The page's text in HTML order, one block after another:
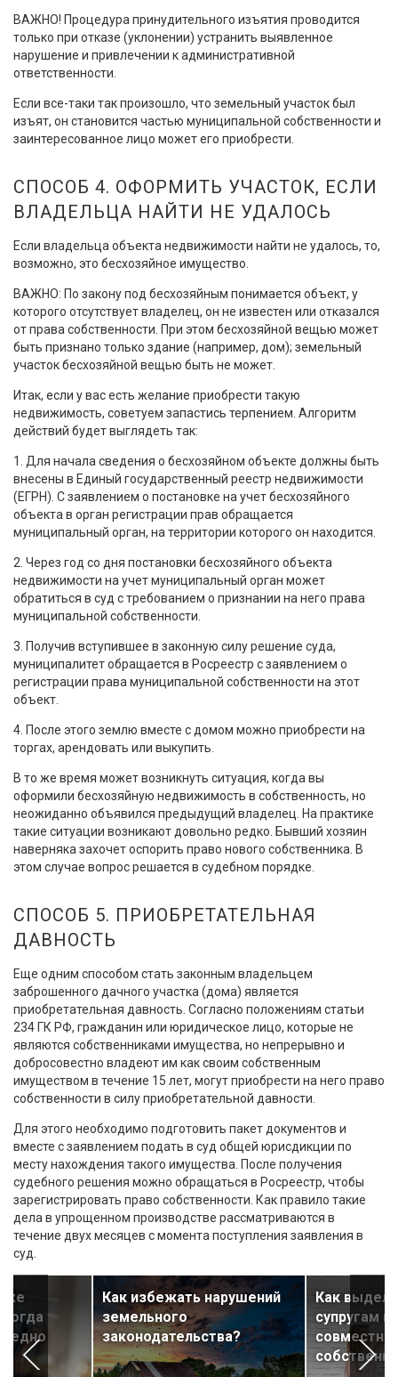
ВАЖНО! Процедура принудительного изъятия проводится
только при отказе (уклонении) устранить выявленное
нарушение и привлечении к административной
ответственности.
Если все-таки так произошло, что земельный участок был
изъят, он становится частью муниципальной собственности и
заинтересованное лицо может его приобрести.
СПОСОБ 4. ОФОРМИТЬ УЧАСТОК, ЕСЛИ
ВЛАДЕЛЬЦА НАЙТИ НЕ УДАЛОСЬ
Если владельца объекта недвижимости найти не удалось, то,
возможно, это бесхозяйное имущество.
ВАЖНО: По закону под бесхозяйным понимается объект, у
которого отсутствует владелец, он не известен или отказался
от права собственности. При этом бесхозяйной вещью может
быть признано только здание (например, дом); земельный
участок бесхозяйной вещью быть не может.
Итак, если у вас есть желание приобрести такую
недвижимость, советуем запастись терпением. Алгоритм
действий будет выглядеть так:
1. Для начала сведения о бесхозяйном объекте должны быть
внесены в Единый государственный реестр недвижимости
(ЕГРН). С заявлением о постановке на учет бесхозяйного
объекта в орган регистрации прав обращается
муниципальный орган, на территории которого он находится.
2. Через год со дня постановки бесхозяйного объекта
недвижимости на учет муниципальный орган может
обратиться в суд с требованием о признании на него права
муниципальной собственности.
3. Получив вступившее в законную силу решение суда,
муниципалитет обращается в Росреестр с заявлением о
регистрации права муниципальной собственности на этот
объект.
4. После этого землю вместе с домом можно приобрести на
торгах, арендовать или выкупить.
В то же время может возникнуть ситуация, когда вы
оформили бесхозяйную недвижимость в собственность, но
неожиданно объявился предыдущий владелец. На практике
такие ситуации возникают довольно редко. Бывший хозяин
наверняка захочет оспорить право нового собственника. В
этом случае вопрос решается в судебном порядке.
СПОСОБ 5. ПРИОБРЕТАТЕЛЬНАЯ
ДАВНОСТЬ
Еще одним способом стать законным владельцем
заброшенного дачного участка (дома) является
приобретательная давность. Согласно положениям статьи
234 ГК РФ, гражданин или юридическое лицо, которые не
являются собственниками имущества, но непрерывно и
добросовестно владеют им как своим собственным
имуществом в течение 15 лет, могут приобрести на него право
собственности в силу приобретательной давности.
Для этого необходимо подготовить пакет документов и
вместе с заявлением подать в суд общей юрисдикции по
месту нахождения такого имущества. После получения
судебного решения можно обращаться в Росреестр, чтобы
зарегистрировать право собственности. Как правило такие
дела в упрощенном производстве рассматриваются в
течение двух месяцев с момента поступления заявления в
суд.
Как избежать нарушений
земельного
законодательства?
Как
супругам и